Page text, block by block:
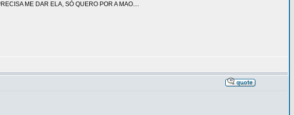
ME DAR ELA, SÓ QUERO POR A MAO....